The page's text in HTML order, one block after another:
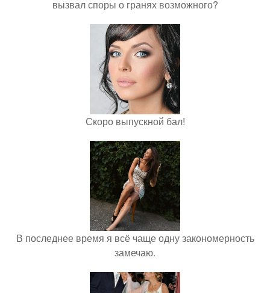
вызвал споры о гранях возможного?
Скоро выпускной бал!
В последнее время я всё чаще одну закономерность
замечаю.